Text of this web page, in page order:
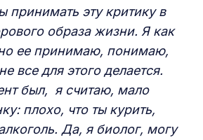
принимать эту критику в
образа жизни. Я как
ее принимаю, понимаю,
все для этого делается.
был, я считаю, мало
плохо, что ты курить,
Да, я биолог, могу